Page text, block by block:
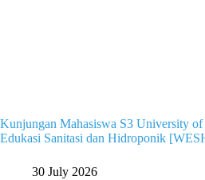
Kunjungan Mahasiswa S3 University
Edukasi Sanitasi dan Hidroponik
30 July 2026